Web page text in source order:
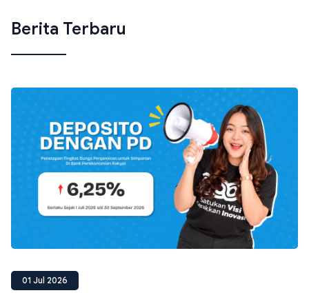
Berita Terbaru
01 Jul 2026